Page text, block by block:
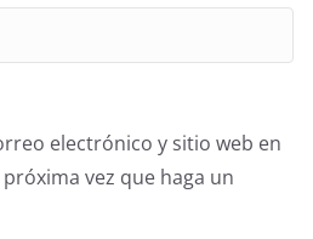
electrónico y sitio web en
vez que haga un